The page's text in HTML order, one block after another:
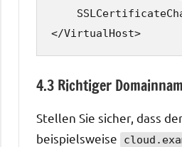
4.3 Richtiger
Stellen Sie sicher, dass
beispielsweise